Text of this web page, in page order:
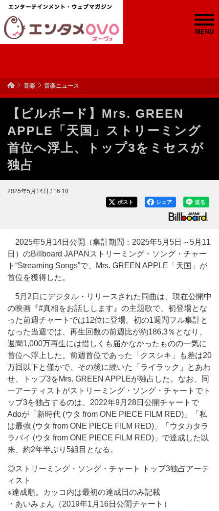
MENU
音楽 音楽ニュース
【ビルボード】Mrs. GREEN
APPLE「天国」ストリーミング
首位へ浮上、トップ3をミセスが
独占
2025年5月14日 / 16:10
送る
シェア
ポスト
2025年5月14日公開（集計期間：2025年5月5日～5月11
日）のBillboard JAPANストリーミング・ソング・チャー
ト“Streaming Songs”で、Mrs. GREEN APPLE「天国」が
首位を獲得した。
5月2日にデジタル・リリースされた同曲は、現在公開中
の映画『#真相をお話しします』の主題歌で、初登場とな
った前週チャートでは12位に登場。初の1週間フル集計と
なった当週では、再生回数の前週比が約186.3％となり、
週間1,000万再生には惜しくも届かなかったものの一気に
首位へ浮上した。前週首位であった「クスシキ」も差は20
万回以下と僅かで、その後に続いた「ライラック」とあわ
せ、トップ3をMrs. GREEN APPLEが独占した。なお、同
一アーティストがストリーミング・ソング・チャートでト
ップ3を独占するのは、2022年9月28日公開チャートで
Adoが「新時代 (ウタ from ONE PIECE FILM RED)」「私
は最強 (ウタ from ONE PIECE FILM RED)」「ウタカタラ
ラバイ (ウタ from ONE PIECE FILM RED)」で達成した以
来、約2年半ぶり5組目となる。
◎ストリーミング・ソング・チャート トップ3独占アーテ
ィスト
※達成順。カッコ内は最初の達成日のみ記載
・あいみょん（2019年1月16日公開チャート）